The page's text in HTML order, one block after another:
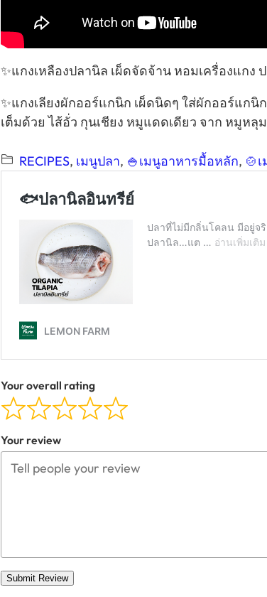
✨แกงเหลืองปลานิล เผ็ดจัดจ้าน หอมเครื่องแกง
✨แกงเลียงผักออร์แกนิก เผ็ดนิดๆ ใส่ผักออร์แก
เต็มด้วย ไส้อั่ว กุนเชียง หมูแดดเดียว จาก หมูหลุ
RECIPES, เมนูปลา, 🍚เมนูอาหารมื้อหลัก, 🍲
Your overall rating
Your review
Submit Review